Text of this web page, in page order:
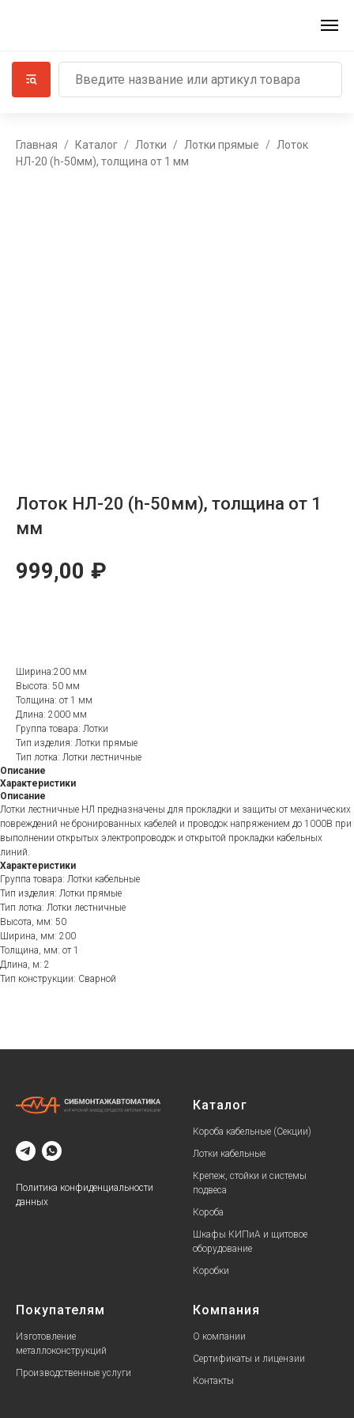
Главная Каталог Лотки Лотки прямые
Лоток
НЛ-20 (h-50мм), толщина от 1 мм
Лоток НЛ-20 (h-50мм), толщина от 1
мм
999,00 ₽
Ширина:200 мм
Высота: 50 мм
Толщина: от 1 мм
Длина: 2000 мм
Группа товара: Лотки
Тип изделия: Лотки прямые
Тип лотка: Лотки лестничные
Описание
Характеристики
Описание
Лотки лестничные НЛ предназначены для прокладки и защиты от механических
повреждений не бронированных кабелей и проводок напряжением до 1000B при
выполнении открытых электропроводок и открытой прокладки кабельных
линий.
Характеристики
Группа товара: Лотки кабельные
Тип изделия: Лотки прямые
Тип лотка: Лотки лестничные
Высота, мм: 50
Ширина, мм: 200
Толщина, мм: от 1
Длина, м: 2
Тип конструкции: Сварной
Политика конфиденциальности
данных
Каталог
Короба кабельные (Секции)
Лотки кабельные
Крепеж, стойки и системы
подвеса
Короба
Шкафы КИПиА и щитовое
оборудование
Коробки
Покупателям
Изготовление
металлоконструкций
Производственные услуги
Компания
О компании
Сертификаты и лицензии
Контакты